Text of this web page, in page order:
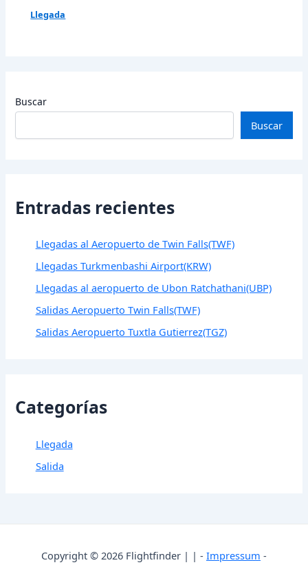
Llegada
Buscar
Buscar
Entradas recientes
Llegadas al Aeropuerto de Twin Falls(TWF)
Llegadas Turkmenbashi Airport(KRW)
Llegadas al aeropuerto de Ubon Ratchathani(UBP)
Salidas Aeropuerto Twin Falls(TWF)
Salidas Aeropuerto Tuxtla Gutierrez(TGZ)
Categorías
Llegada
Salida
Copyright © 2026 Flightfinder | | - Impressum -